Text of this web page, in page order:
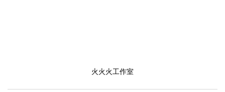
火火火工作室